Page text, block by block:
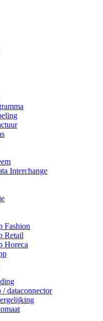
Interchange
Fashion
Retail
Horeca
dataconnector